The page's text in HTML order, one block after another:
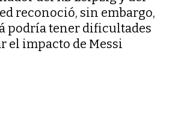
reconoció, sin embargo,
podría tener dificultades
el impacto de Messi